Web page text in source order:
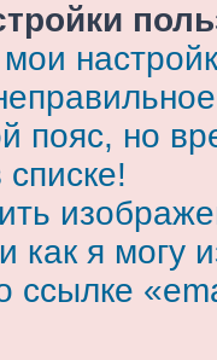
пояс, но
как я могу
ссылке